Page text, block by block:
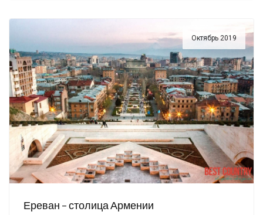
Октябрь 2019
Ереван – столица Армении